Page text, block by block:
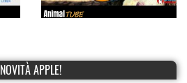
NOVITÀ APPLE!